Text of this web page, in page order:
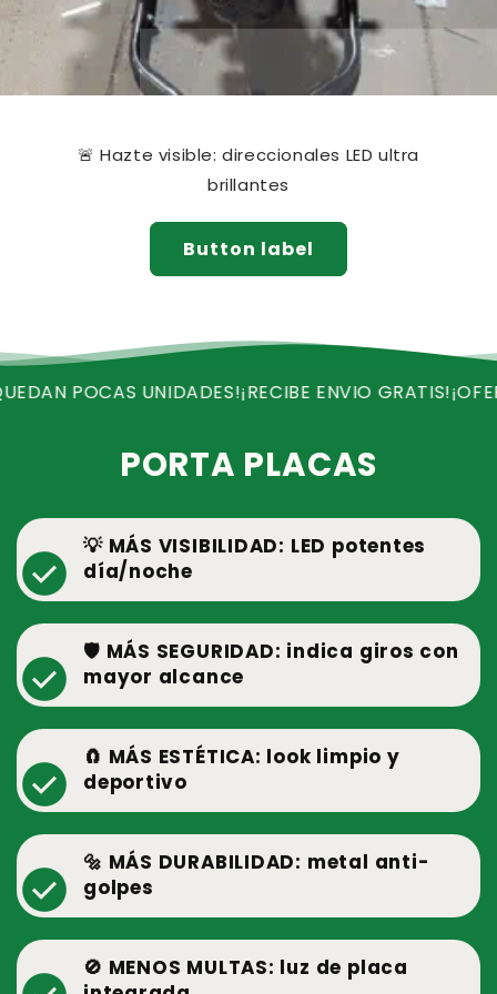
🚨 Hazte visible: direccionales LED ultra
brillantes
Button label
UNIDADES!¡RECIBE ENVIO GRATIS!¡OFERTA
PORTA PLACAS
check_circle
💡 MÁS VISIBILIDAD: LED potentes
día/noche
check_circle
🛡️ MÁS SEGURIDAD: indica giros con
mayor alcance
check_circle
🧲 MÁS ESTÉTICA: look limpio y
deportivo
check_circle
🔩 MÁS DURABILIDAD: metal anti-
golpes
🚫 MENOS MULTAS: luz de placa